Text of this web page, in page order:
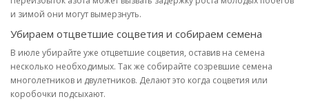
и зимой они могут вымерзнуть.
Убираем отцветшие соцветия и собираем семена
В июле убирайте уже отцветшие соцветия, оставив на семена
несколько необходимых. Так же собирайте созревшие семена
многолетников и двулетников. Делают это когда соцветия или
коробочки подсыхают.